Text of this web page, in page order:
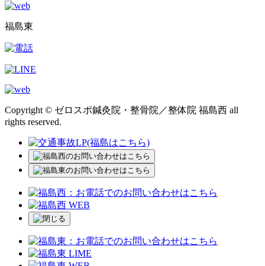
福島東
Copyright © ゼロスポ鍼灸院・整骨院／整体院 福島西 all
rights reserved.